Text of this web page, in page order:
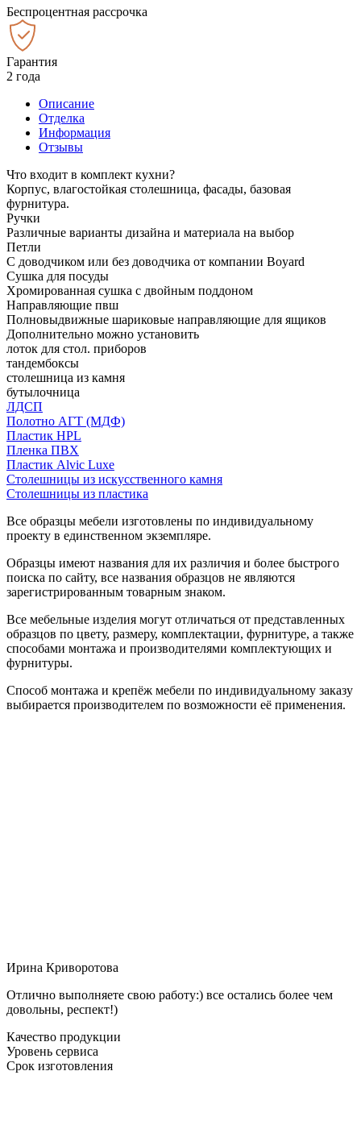
Беспроцентная рассрочка
Гарантия
2 года
Описание
Отделка
Информация
Отзывы
Что входит в комплект кухни?
Корпус, влагостойкая столешница, фасады, базовая
фурнитура.
Ручки
Различные варианты дизайна и материала на выбор
Петли
С доводчиком или без доводчика от компании Boyard
Сушка для посуды
Хромированная сушка с двойным поддоном
Направляющие пвш
Полновыдвижные шариковые направляющие для ящиков
Дополнительно можно установить
лоток для стол. приборов
тандембоксы
столешница из камня
бутылочница
ЛДСП
Полотно АГТ (МДФ)
Пластик HPL
Пленка ПВХ
Пластик Alvic Luxe
Столешницы из искусственного камня
Столешницы из пластика
Все образцы мебели изготовлены по индивидуальному
проекту в единственном экземпляре.
Образцы имеют названия для их различия и более быстрого
поиска по сайту, все названия образцов не являются
зарегистрированным товарным знаком.
Все мебельные изделия могут отличаться от представленных
образцов по цвету, размеру, комплектации, фурнитуре, а также
способами монтажа и производителями комплектующих и
фурнитуры.
Способ монтажа и крепёж мебели по индивидуальному заказу
выбирается производителем по возможности её применения.
Ирина Криворотова
Отлично выполняете свою работу:) все остались более чем
довольны, респект!)
Качество продукции
Уровень сервиса
Срок изготовления